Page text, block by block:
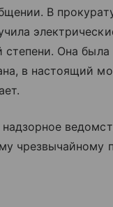
В
степени. Она была
в настоящий
чрезвычайному